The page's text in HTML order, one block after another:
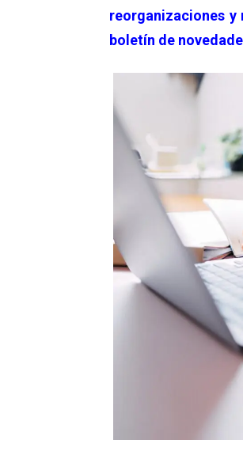
reorganizaciones y
boletín de